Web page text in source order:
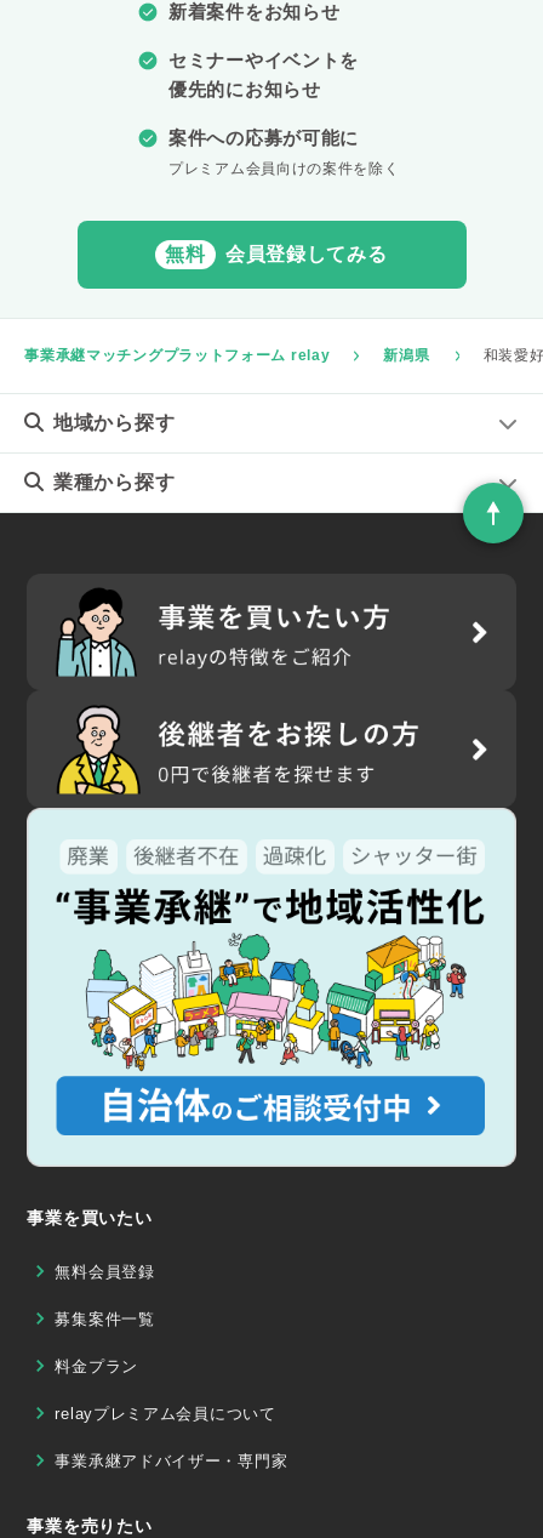
新着案件をお知らせ
セミナーやイベントを
優先的にお知らせ
案件への応募が可能に
プレミアム会員向けの案件を除く
無料 会員登録してみる
事業承継マッチングプラットフォーム relay 新潟県 和装愛
地域から探す
業種から探す
事業を買いたい
無料会員登録
募集案件一覧
料金プラン
relayプレミアム会員について
事業承継アドバイザー・専門家
事業を売りたい